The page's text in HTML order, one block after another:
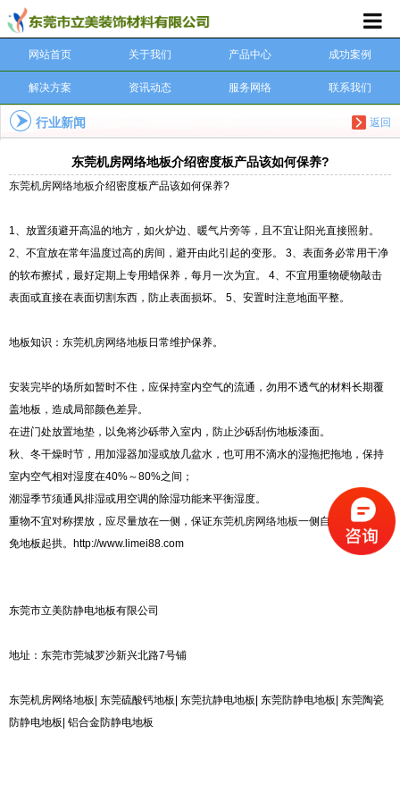
网站首页 关于我们 产品中心 成功案例
解决方案 资讯动态 服务网络 联系我们
返回
行业新闻
东莞机房网络地板介绍密度板产品该如何保养?
东莞机房网络地板介绍密度板产品该如何保养?
1、放置须避开高温的地方，如火炉边、暖气片旁等，且不宜让阳光直接照射。
2、不宜放在常年温度过高的房间，避开由此引起的变形。 3、表面务必常用干净
的软布擦拭，最好定期上专用蜡保养，每月一次为宜。 4、不宜用重物硬物敲击
表面或直接在表面切割东西，防止表面损坏。 5、安置时注意地面平整。
地板知识： 东莞机房网络地板 日常维护保养。
安装完毕的场所如暂时不住，应保持室内空气的流通，勿用不透气的材料长期覆
盖地板，造成局部颜色差异。
在进门处放置地垫，以免将沙砾带入室内，防止沙砾刮伤地板漆面。
秋、冬干燥时节，用加湿器加湿或放几盆水，也可用不滴水的湿拖把拖地，保持
室内空气相对湿度在40%～80%之间；
潮湿季节须通风排湿或用空调的除湿功能来平衡湿度。
重物不宜对称摆放，应尽量放在一侧，保证东莞机房网络地板一侧自由运动，避
免地板起拱。http://www.limei88.com
东莞市立美防静电地板有限公司
地址：东莞市莞城罗沙新兴北路7号铺
东莞机房网络地板| 东莞硫酸钙地板| 东莞抗静电地板| 东莞防静电地板| 东莞陶瓷
防静电地板| 铝合金防静电地板